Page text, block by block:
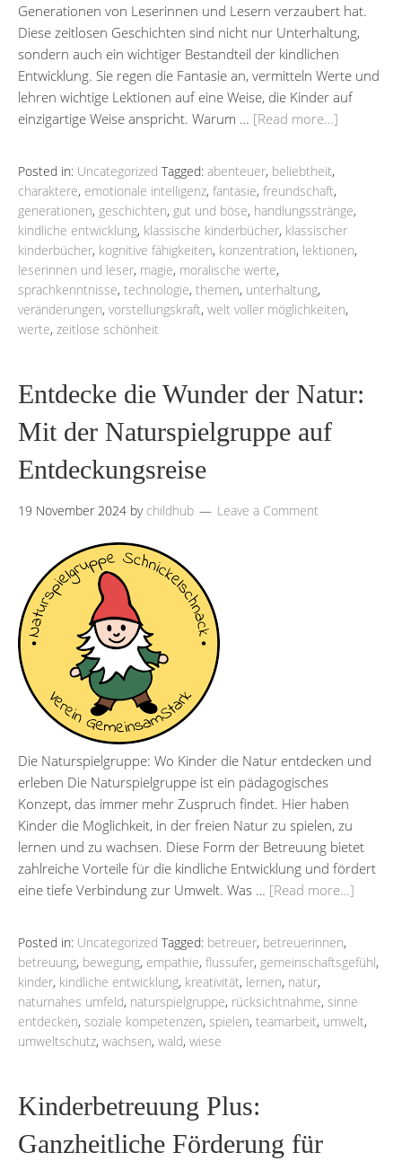
Generationen von Leserinnen und Lesern verzaubert hat.
Diese zeitlosen Geschichten sind nicht nur Unterhaltung,
sondern auch ein wichtiger Bestandteil der kindlichen
Entwicklung. Sie regen die Fantasie an, vermitteln Werte und
lehren wichtige Lektionen auf eine Weise, die Kinder auf
einzigartige Weise anspricht. Warum … [Read more…]
Posted in: Uncategorized Tagged: abenteuer, beliebtheit,
charaktere, emotionale intelligenz, fantasie, freundschaft,
generationen, geschichten, gut und böse, handlungsstränge,
kindliche entwicklung, klassische kinderbücher, klassischer
kinderbücher, kognitive fähigkeiten, konzentration, lektionen,
leserinnen und leser, magie, moralische werte,
sprachkenntnisse, technologie, themen, unterhaltung,
veränderungen, vorstellungskraft, welt voller möglichkeiten,
werte, zeitlose schönheit
Entdecke die Wunder der Natur:
Mit der Naturspielgruppe auf
Entdeckungsreise
19 November 2024 by childhub Leave a Comment
Die Naturspielgruppe: Wo Kinder die Natur entdecken und
erleben Die Naturspielgruppe ist ein pädagogisches
Konzept, das immer mehr Zuspruch findet. Hier haben
Kinder die Möglichkeit, in der freien Natur zu spielen, zu
lernen und zu wachsen. Diese Form der Betreuung bietet
zahlreiche Vorteile für die kindliche Entwicklung und fördert
eine tiefe Verbindung zur Umwelt. Was … [Read more…]
Posted in: Uncategorized Tagged: betreuer, betreuerinnen,
betreuung, bewegung, empathie, flussufer, gemeinschaftsgefühl,
kinder, kindliche entwicklung, kreativität, lernen, natur,
naturnahes umfeld, naturspielgruppe, rücksichtnahme, sinne
entdecken, soziale kompetenzen, spielen, teamarbeit, umwelt,
umweltschutz, wachsen, wald, wiese
Kinderbetreuung Plus:
Ganzheitliche Förderung für